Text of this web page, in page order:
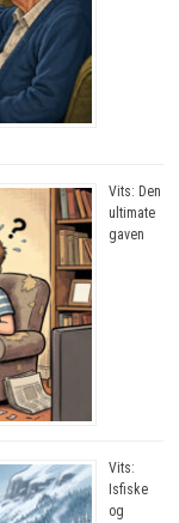
Vits: Den
ultimate
gaven
Vits:
Isfiske
og